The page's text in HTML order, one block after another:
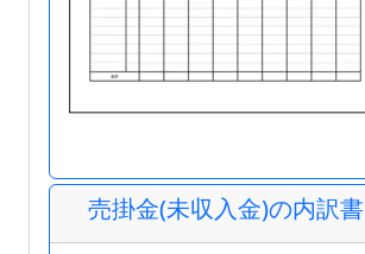
売掛金(未収入金)の内訳書